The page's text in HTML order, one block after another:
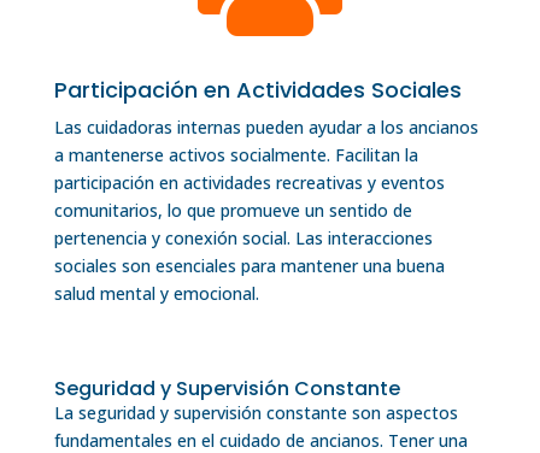
Participación en Actividades Sociales
Las cuidadoras internas pueden ayudar a los ancianos
a mantenerse activos socialmente. Facilitan la
participación en actividades recreativas y eventos
comunitarios, lo que promueve un sentido de
pertenencia y conexión social. Las interacciones
sociales son esenciales para mantener una buena
salud mental y emocional.
Seguridad y Supervisión Constante
La seguridad y supervisión constante son aspectos
fundamentales en el cuidado de ancianos. Tener una